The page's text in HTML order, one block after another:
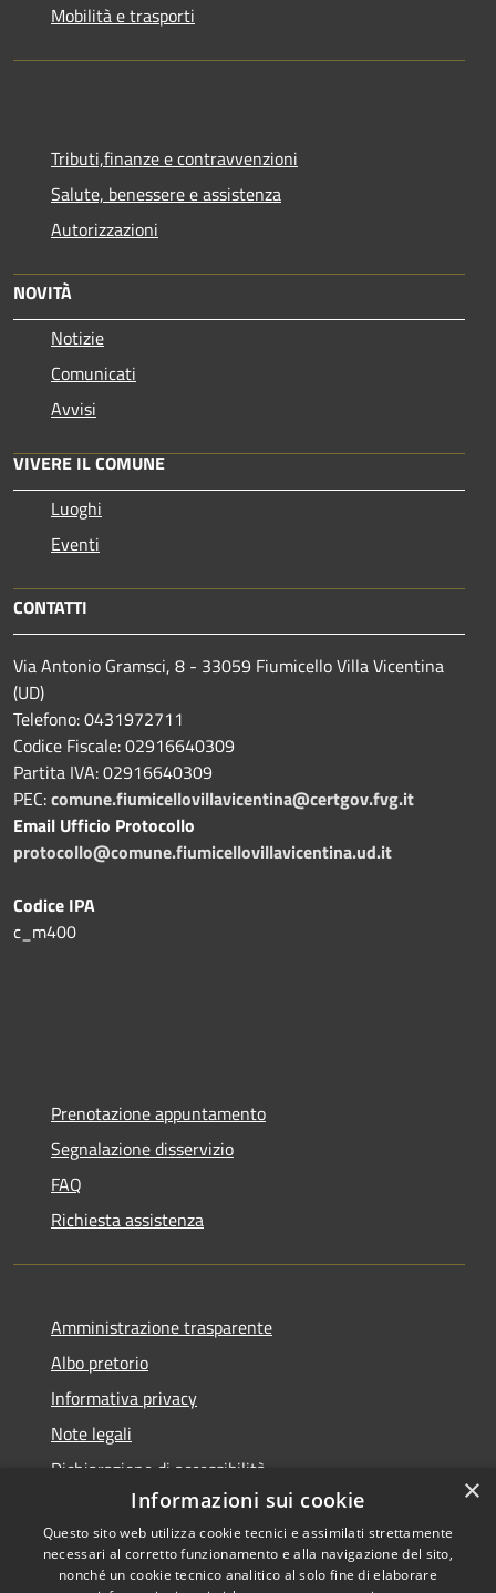
Mobilità e trasporti
Tributi,finanze e contravvenzioni
Salute, benessere e assistenza
Autorizzazioni
NOVITÀ
Notizie
Comunicati
Avvisi
VIVERE IL COMUNE
Luoghi
Eventi
CONTATTI
Via Antonio Gramsci, 8 - 33059 Fiumicello Villa Vicentina
(UD)
Telefono: 0431972711
Codice Fiscale: 02916640309
Partita IVA: 02916640309
PEC:comune.fiumicellovillavicentina@certgov.fvg.it
Email Ufficio Protocollo
protocollo@comune.fiumicellovillavicentina.ud.it
Codice IPA
c_m400
Prenotazione appuntamento
Segnalazione disservizio
FAQ
Richiesta assistenza
Amministrazione trasparente
Albo pretorio
Informativa privacy
Note legali
Dichiarazione di accessibilità
×
Informazioni sui cookie
Questo sito web utilizza cookie tecnici e assimilati strettamente
necessari al corretto funzionamento e alla navigazione del sito,
nonché un cookie tecnico analitico al solo fine di elaborare